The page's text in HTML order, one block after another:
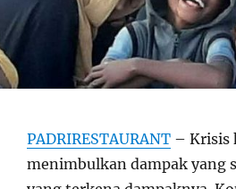
PADRIRESTAURANT– Krisis
menimbulkan dampak yang